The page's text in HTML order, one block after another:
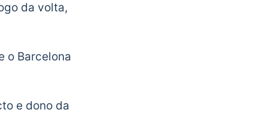
da volta,
o Barcelona
e dono da